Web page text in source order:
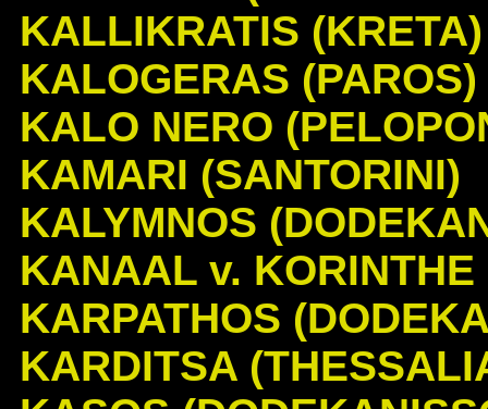
KALLIKRATIS (KRETA)
KALOGERAS (PAROS)
KALO NERO
KAMARI (SANTORINI)
KALYMNOS
KANAAL v. KORINTHE
KARPATHOS
KARDITSA